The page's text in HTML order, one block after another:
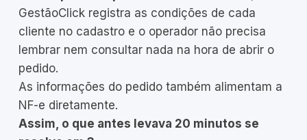
GestãoClick registra as condições de cada
cliente no cadastro e o operador não precisa
lembrar nem consultar nada na hora de abrir o
pedido.
As informações do pedido também alimentam a
NF-e diretamente.
Assim, o que antes levava 20 minutos se